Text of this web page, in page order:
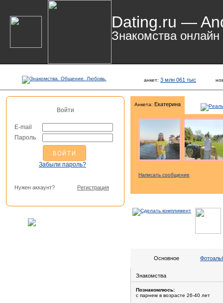
Dating.ru —
Знакомства онлайн
анкет: 3 млн 061 тыс
Войти
E-mail
Пароль
Забыли пароль?
Нужен аккаунт? Регистрация
Анкета: Екатерина
Написать сообщение
Основное
Знакомства
Познакомлюсь:
с парнем в возрасте 26-40 лет